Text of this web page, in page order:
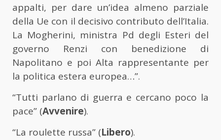
appalti, per dare un’idea almeno parziale
della Ue con il decisivo contributo dell’Italia.
La Mogherini, ministra Pd degli Esteri del
governo Renzi con benedizione di
Napolitano e poi Alta rappresentante per
la politica estera europea…”.
“Tutti parlano di guerra e cercano poco la
pace” (Avvenire).
“La roulette russa” (Libero).